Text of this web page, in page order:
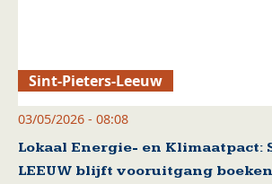
Sint-Pieters-Leeuw
03/05/2026 - 08:08
Lokaal Energie- en Klimaatpact:
LEEUW blijft vooruitgang